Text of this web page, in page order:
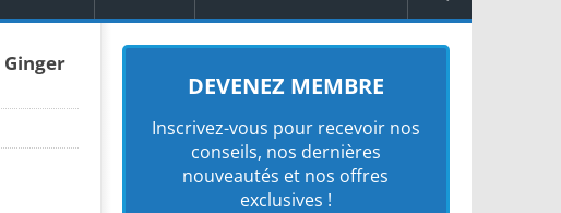
Ginger
DEVENEZ MEMBRE
Inscrivez-vous pour recevoir nos
conseils, nos dernières
nouveautés et nos offres
exclusives !